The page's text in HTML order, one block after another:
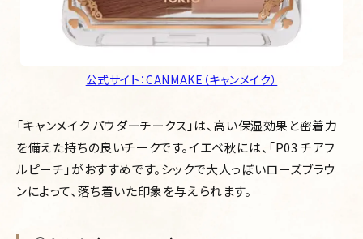
公式サイト：CANMAKE（キャンメイク）
「キャンメイク パウダーチークス」は、高い保湿効果と密着力
を備えた持ちの良いチークです。イエベ秋には、「P03 チアフ
ルピーチ」がおすすめです。シックで大人っぽいローズブラウ
ンによって、落ち着いた印象を与えられます。